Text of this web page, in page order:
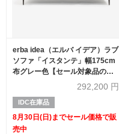
erba idea（エルバ イデア）ラブ
ソファ「イスタンテ」幅175cm
布グレー色【セール対象品のた
292,200 円
IDC在庫品
8月30日(日)までセール価格で販
売中